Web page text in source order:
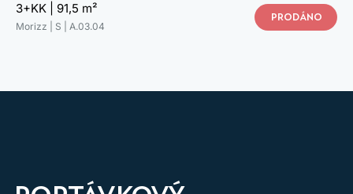
3+KK | 91,5 m²
Morizz | S | A.03.04
PRODÁNO
PROHLÉDNĚTE SI SVŮJ NOVÝ